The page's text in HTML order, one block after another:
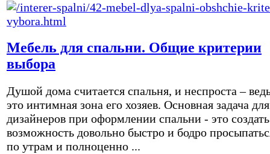
Мебель для спальни. Общие критерии
выбора
Душой дома считается спальня, и неспроста –
это интимная зона его хозяев. Основная задача для
дизайнеров при оформлении спальни - это создать
возможность довольно быстро и бодро
по утрам и полноценно ...